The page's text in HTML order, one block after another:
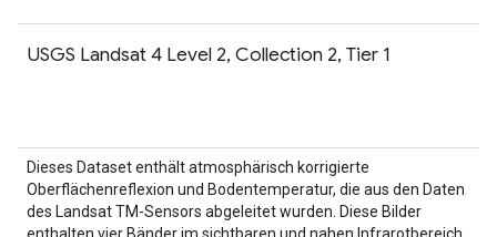
USGS Landsat 4 Level 2, Collection 2, Tier 1
Dieses Dataset enthält atmosphärisch korrigierte
Oberflächenreflexion und Bodentemperatur, die aus den Daten
des Landsat TM-Sensors abgeleitet wurden. Diese Bilder